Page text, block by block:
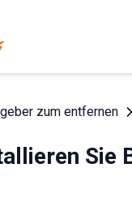
zum entfernen
Sie